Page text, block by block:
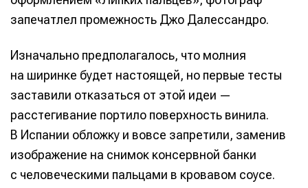
запечатлел промежность Джо Далессандро.
Изначально предполагалось, что молния
на ширинке будет настоящей, но первые тесты
заставили отказаться от этой идеи —
расстегивание портило поверхность винила.
В Испании обложку и вовсе запретили, заменив
изображение на снимок консервной банки
с человеческими пальцами в кровавом соусе.